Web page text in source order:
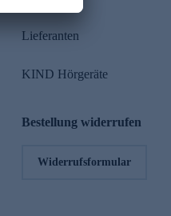
Lieferanten
KIND Hörgeräte
Bestellung widerrufen
Widerrufsformular